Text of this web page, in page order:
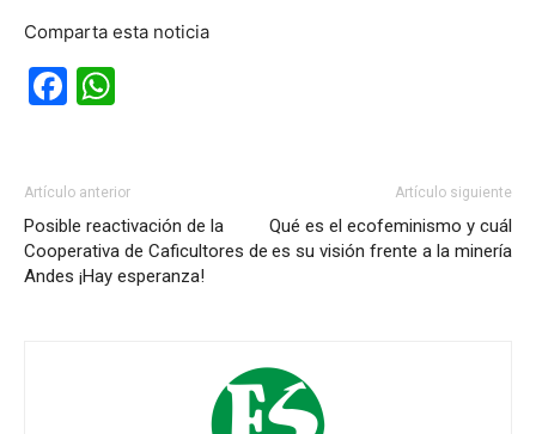
Comparta esta noticia
Facebook
Artículo anterior
Posible reactivación de la
Cooperativa de Caficultores de
Andes ¡Hay esperanza!
Artículo siguiente
Qué es el ecofeminismo y cuál
es su visión frente a la minería